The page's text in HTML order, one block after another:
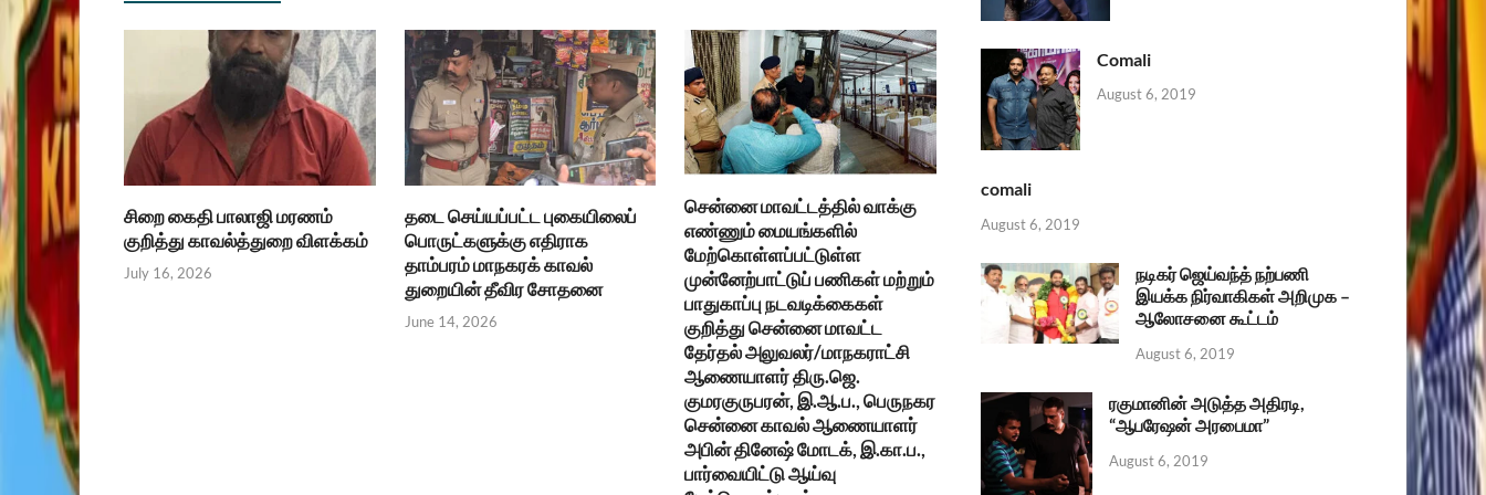
சிறை கைதி பாலாஜி மரணம்
குறித்து காவல்த்துறை விளக்கம்
July 16, 2026
தடை செய்யப்பட்ட புகையிலைப்
பொருட்களுக்கு எதிராக
தாம்பரம் மாநகரக் காவல்
துறையின் தீவிர சோதனை
June 14, 2026
சென்னை மாவட்டத்தில் வாக்கு
எண்ணும் மையங்களில்
மேற்கொள்ளப்பட்டுள்ள
முன்னேற்பாட்டுப் பணிகள் மற்றும்
பாதுகாப்பு நடவடிக்கைகள்
குறித்து சென்னை மாவட்ட
தேர்தல் அலுவலர்/மாநகராட்சி
ஆணையாளர் திரு.ஜெ.
குமரகுருபரன், இ.ஆ.ப., பெருநகர
சென்னை காவல் ஆணையாளர்
அபின் தினேஷ் மோடக், இ.கா.ப.,
பார்வையிட்டு ஆய்வு
Comali
August 6, 2019
comali
August 6, 2019
நடிகர் ஜெய்வந்த் நற்பணி
இயக்க நிர்வாகிகள் அறிமுக –
ஆலோசனை கூட்டம்
August 6, 2019
ரகுமானின் அடுத்த அதிரடி,
“ஆபரேஷன் அரபைமா”
August 6, 2019